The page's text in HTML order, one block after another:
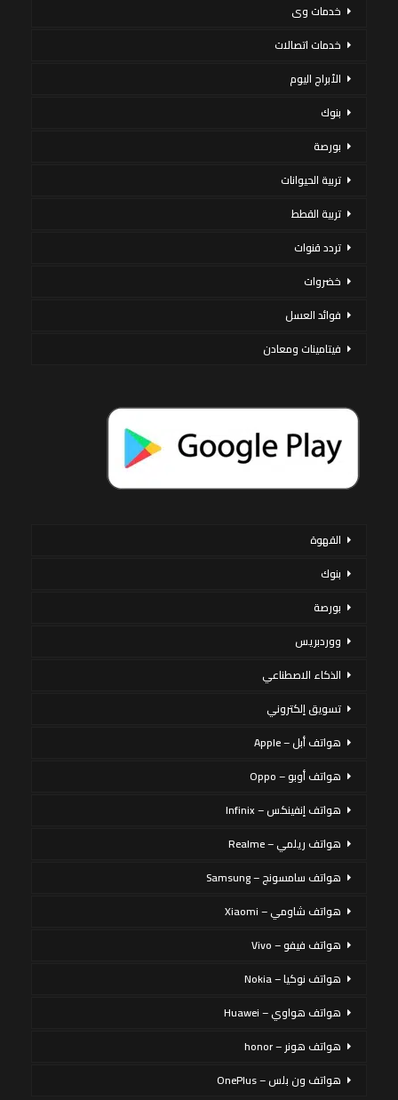
خدمات وى
خدمات اتصالات
الأبراج اليوم
بنوك
بورصة
تربية الحيوانات
تربية القطط
تردد قنوات
خضروات
فوائد العسل
فيتامينات ومعادن
القهوة
بنوك
بورصة
ووردبريس
الذكاء الاصطناعي
تسويق إلكتروني
هواتف أبل – Apple
هواتف أوبو – Oppo
هواتف إنفينكس – Infinix
هواتف ريلمي – Realme
هواتف سامسونج – Samsung
هواتف شاومي – Xiaomi
هواتف فيفو – Vivo
هواتف نوكيا – Nokia
هواتف هواوي – Huawei
هواتف هونر – honor
هواتف ون بلس – OnePlus